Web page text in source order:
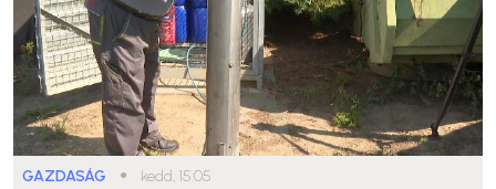
GAZDASÁG ● kedd, 15:05